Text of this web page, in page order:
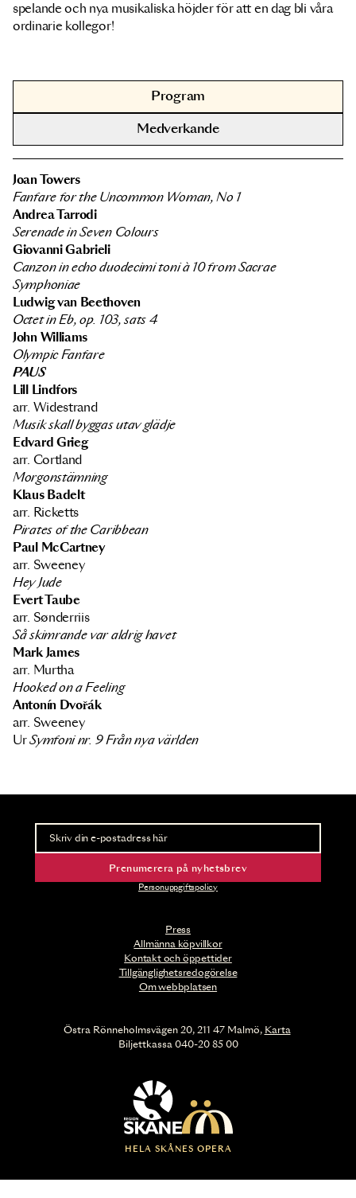
spelande och nya musikaliska höjder för att en dag bli våra
ordinarie kollegor!
Program
Medverkande
Joan Towers
Fanfare for the Uncommon Woman, No 1
Andrea Tarrodi
Serenade in Seven Colours
Giovanni Gabrieli
Canzon in echo duodecimi toni à 10 from Sacrae
Symphoniae
Ludwig van Beethoven
Octet in Eb, op. 103, sats 4
John Williams
Olympic Fanfare
PAUS
Lill Lindfors
arr. Widestrand
Musik skall byggas utav glädje
Edvard Grieg
arr. Cortland
Morgonstämning
Klaus Badelt
arr. Ricketts
Pirates of the Caribbean
Paul McCartney
arr. Sweeney
Hey Jude
Evert Taube
arr. Sønderriis
Så skimrande var aldrig havet
Mark James
arr. Murtha
Hooked on a Feeling
Antonín Dvořák
arr. Sweeney
UrSymfoni nr. 9 Från nya världen
Press
Allmänna köpvillkor
Kontakt och öppettider
Tillgänglighetsredogörelse
Om webbplatsen
Nyhetsbrev
Ta del av förhandsinformation och biljettsläpp.
Prenumerera på nyhetsbrev
Personuppgiftspolicy
HELA SKÅNES OPERA
Östra Rönneholmsvägen 20, 211 47 Malmö, Karta
Biljettkassa 040-20 85 00